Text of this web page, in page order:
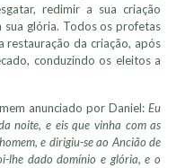
redimir a sua criação
sua glória. Todos os profetas
restauração da criação, após
conduzindo os eleitos a
anunciado por Daniel:Eu
noite, e eis que vinha com as
e dirigiu-se ao Ancião de
lhe dado domínio e glória, e o